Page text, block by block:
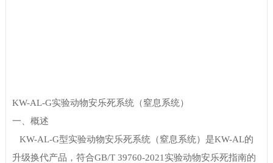
KW-AL-G实验动物安乐死系统（窒息系统）
一、概述
KW-AL-G型实验动物安乐死系统（窒息系统）是KW-AL的
升级换代产品，符合GB/T 39760-2021实验动物安乐死指南的